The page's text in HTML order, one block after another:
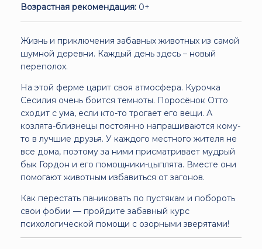
Возрастная рекомендация: 0+
Жизнь и приключения забавных животных из самой
шумной деревни. Каждый день здесь – новый
переполох.
На этой ферме царит своя атмосфера. Курочка
Сесилия очень боится темноты. Поросёнок Отто
сходит с ума, если кто-то трогает его вещи. А
козлята-близнецы постоянно напрашиваются кому-
то в лучшие друзья. У каждого местного жителя не
все дома, поэтому за ними присматривает мудрый
бык Гордон и его помощники-цыплята. Вместе они
помогают животным избавиться от загонов.
Как перестать паниковать по пустякам и побороть
свои фобии — пройдите забавный курс
психологической помощи с озорными зверятами!